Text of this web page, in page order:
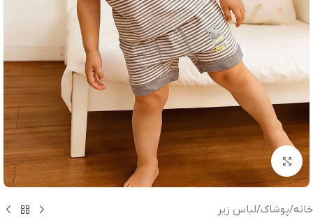
بزرگنمایی تصویر
خانه/پوشاک/لباس زیر